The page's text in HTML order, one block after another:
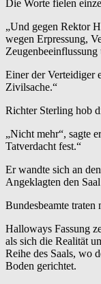
Die Worte fielen
„Und gegen Rektor
wegen Erpressung,
Einer der Verteidiger
Zivilsache.“
Richter Sterling hob
„Nicht mehr“, sagte
Tatverdacht fest.“
Er wandte sich an
Angeklagten den
Bundesbeamte
Halloways Fassung
als sich die Realität
Reihe des Saals, wo
Boden gerichtet.